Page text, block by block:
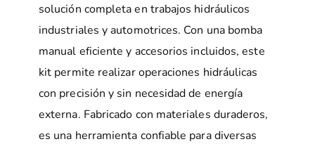
solución completa en trabajos hidráulicos
industriales y automotrices. Con una bomba
manual eficiente y accesorios incluidos, este
kit permite realizar operaciones hidráulicas
con precisión y sin necesidad de energía
externa. Fabricado con materiales duraderos,
es una herramienta confiable para diversas